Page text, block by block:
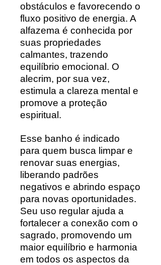
obstáculos e favorecendo o
fluxo positivo de energia. A
alfazema é conhecida por
suas propriedades
calmantes, trazendo
equilíbrio emocional. O
alecrim, por sua vez,
estimula a clareza mental e
promove a proteção
espiritual.
Esse banho é indicado
para quem busca limpar e
renovar suas energias,
liberando padrões
negativos e abrindo espaço
para novas oportunidades.
Seu uso regular ajuda a
fortalecer a conexão com o
sagrado, promovendo um
maior equilíbrio e harmonia
em todos os aspectos da